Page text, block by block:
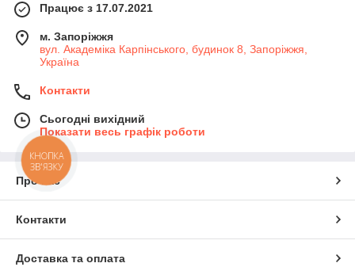
Працює з 17.07.2021
м. Запоріжжя
вул. Академіка Карпінського, будинок 8, Запоріжжя,
Україна
Контакти
Сьогодні вихідний
Показати весь графік роботи
Про нас
Контакти
Доставка та оплата
КНОПКА
ЗВ'ЯЗКУ